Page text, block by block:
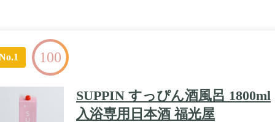
100
SUPPIN すっぴん酒風呂 1800ml
入浴専用日本酒 福光屋